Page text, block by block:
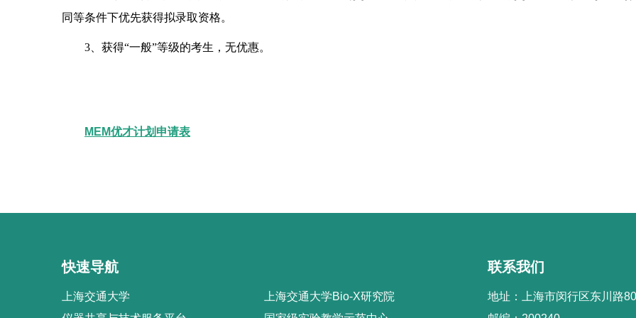
同等条件下优先获得拟录取资格。
3 、获得“一般”等级的考生，无优惠。
MEM优才计划申请表
快速导航
上海交通大学
上海交通大学Bio-X研究院
联系我们
地址：上海市闵行区东川路